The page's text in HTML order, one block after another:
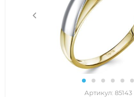
Артикул: 85143